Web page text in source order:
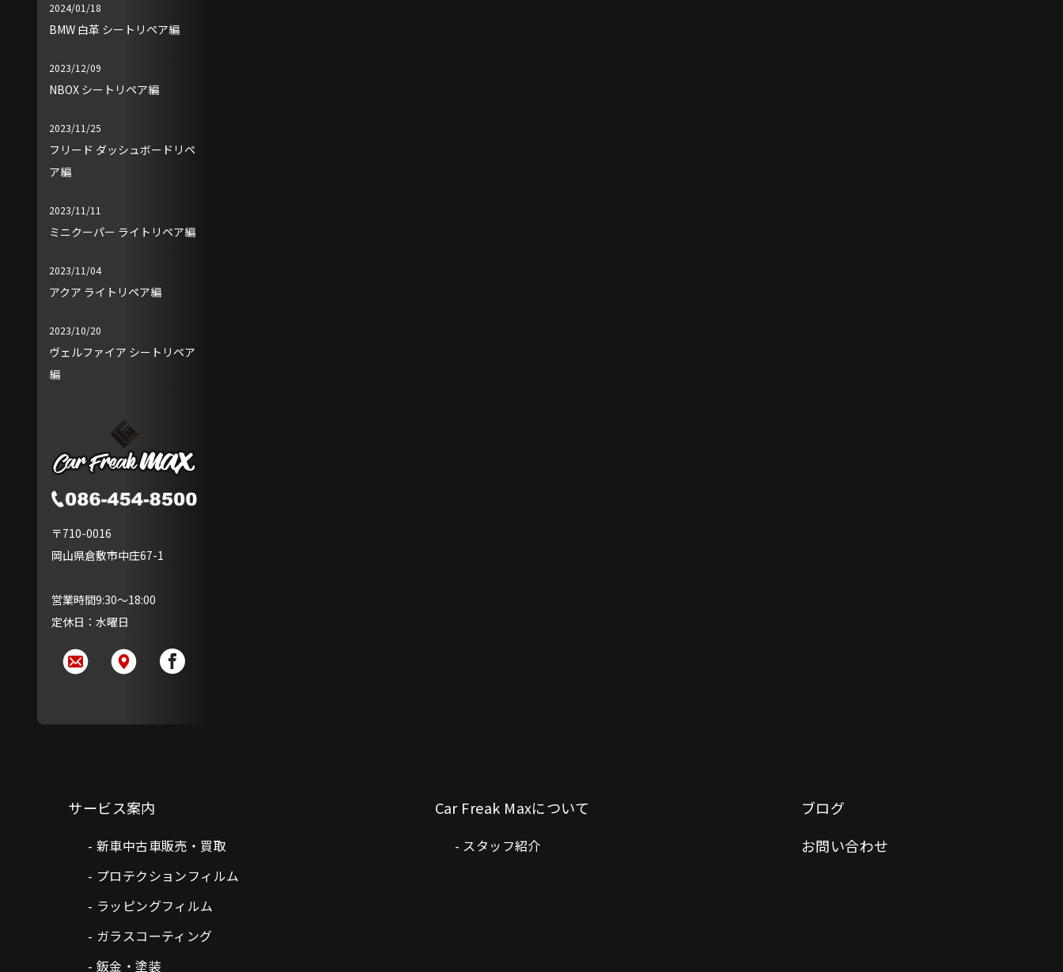
2024/01/18
BMW 白革 シートリペア編
2023/12/09
NBOX シートリペア編
2023/11/25
フリード ダッシュボードリペ
ア編
2023/11/11
ミニクーパー ライトリペア編
2023/11/04
アクア ライトリペア編
2023/10/20
ヴェルファイア シートリペア
編
〒710-0016
岡山県倉敷市中庄67-1
営業時間9:30～18:00
定休日：水曜日
サービス案内
新車中古車販売・買取
プロテクションフィルム
ラッピングフィルム
ガラスコーティング
鈑金・塗装
Car Freak Maxについて
スタッフ紹介
ブログ
お問い合わせ